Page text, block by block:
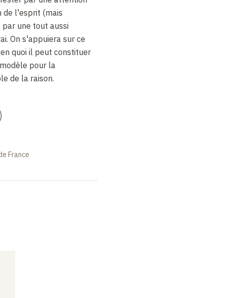
de l'esprit (mais
une tout aussi
On s'appuiera sur ce
quoi il peut constituer
pour la
de la raison.
France